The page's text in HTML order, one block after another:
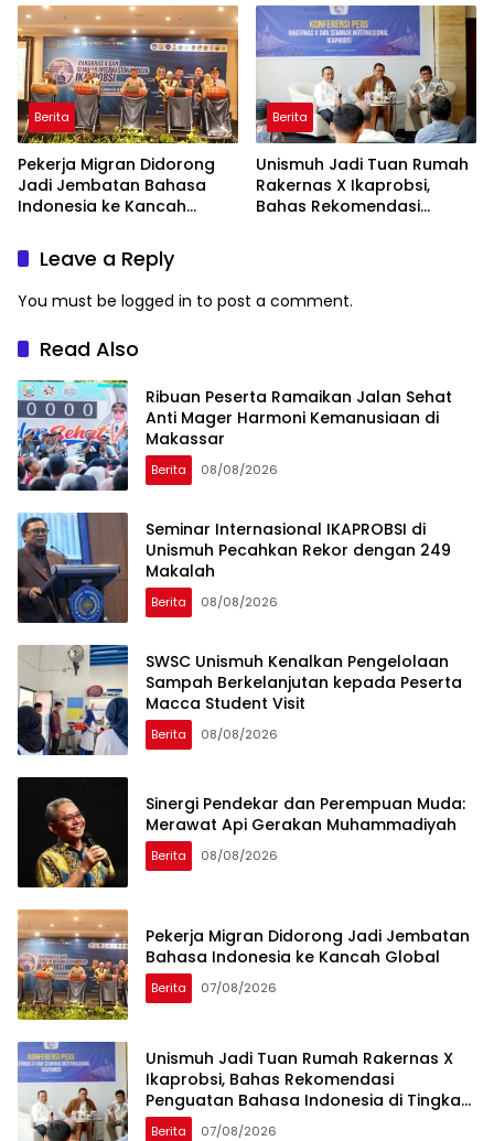
Visit
Berita
Pekerja Migran Didorong
Jadi Jembatan Bahasa
Indonesia ke Kancah
Berita
Unismuh Jadi Tuan Rumah
Rakernas X Ikaprobsi,
Bahas Rekomendasi
Leave a Reply
You must be logged in to post a comment.
Read Also
Ribuan Peserta Ramaikan Jalan Sehat
Anti Mager Harmoni Kemanusiaan di
Makassar
Berita 08/08/2026
Seminar Internasional IKAPROBSI di
Unismuh Pecahkan Rekor dengan 249
Makalah
Berita 08/08/2026
SWSC Unismuh Kenalkan Pengelolaan
Sampah Berkelanjutan kepada Peserta
Macca Student Visit
Berita 08/08/2026
Sinergi Pendekar dan Perempuan Muda:
Merawat Api Gerakan Muhammadiyah
Berita 08/08/2026
Pekerja Migran Didorong Jadi Jembatan
Bahasa Indonesia ke Kancah Global
Berita 07/08/2026
Unismuh Jadi Tuan Rumah Rakernas X
Ikaprobsi, Bahas Rekomendasi
Penguatan Bahasa Indonesia di Tingkat
Global
Berita 07/08/2026